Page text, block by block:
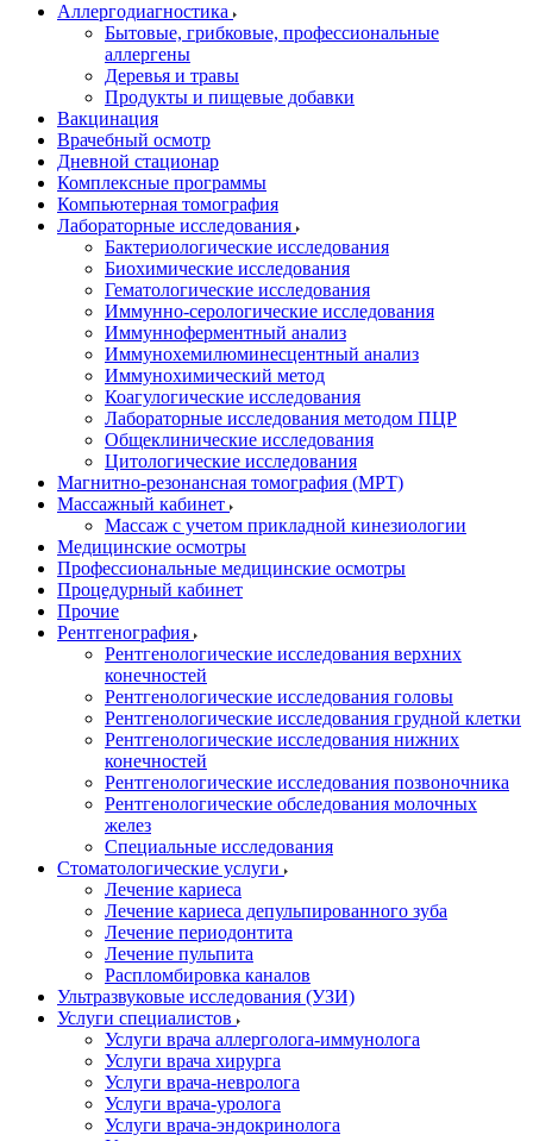
Аллергодиагностика
Бытовые, грибковые, профессиональные
аллергены
Деревья и травы
Продукты и пищевые добавки
Вакцинация
Врачебный осмотр
Дневной стационар
Комплексные программы
Компьютерная томография
Лабораторные исследования
Бактериологические исследования
Биохимические исследования
Гематологические исследования
Иммунно-серологические исследования
Иммунноферментный анализ
Иммунохемилюминесцентный анализ
Иммунохимический метод
Коагулогические исследования
Лабораторные исследования методом ПЦР
Общеклинические исследования
Цитологические исследования
Магнитно-резонансная томография (МРТ)
Массажный кабинет
Массаж с учетом прикладной кинезиологии
Медицинские осмотры
Профессиональные медицинские осмотры
Процедурный кабинет
Прочие
Рентгенография
Рентгенологические исследования верхних
конечностей
Рентгенологические исследования головы
Рентгенологические исследования грудной клетки
Рентгенологические исследования нижних
конечностей
Рентгенологические исследования позвоночника
Рентгенологические обследования молочных
желез
Специальные исследования
Стоматологические услуги
Лечение кариеса
Лечение кариеса депульпированного зуба
Лечение периодонтита
Лечение пульпита
Распломбировка каналов
Ультразвуковые исследования (УЗИ)
Услуги специалистов
Услуги врача аллерголога-иммунолога
Услуги врача хирурга
Услуги врача-невролога
Услуги врача-уролога
Услуги врача-эндокринолога